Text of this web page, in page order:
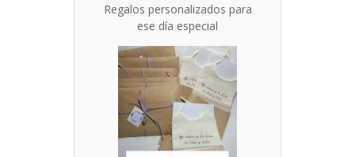
Regalos personalizados para
ese día especial